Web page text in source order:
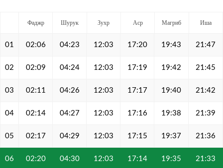
Фаджр Шурук Зухр Аср Магриб Иша
01 02:06 04:23 12:03 17:20 19:43 21:47
02 02:09 04:24 12:03 17:19 19:42 21:45
03 02:11 04:26 12:03 17:17 19:40 21:42
04 02:14 04:27 12:03 17:16 19:38 21:39
05 02:17 04:29 12:03 17:15 19:37 21:36
06 02:20 04:30 12:03 17:14 19:35 21:33